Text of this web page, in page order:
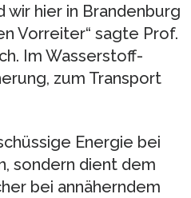
hier in Brandenburg
Vorreiter“ sagte Prof.
Im Wasserstoff-
zum Transport
Energie bei
sondern dient dem
bei annäherndem